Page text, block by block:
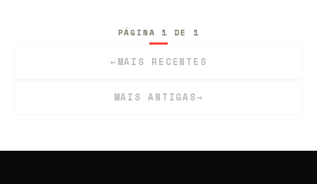
←MAIS RECENTES
PÁGINA 1 DE 1
MAIS ANTIGAS→